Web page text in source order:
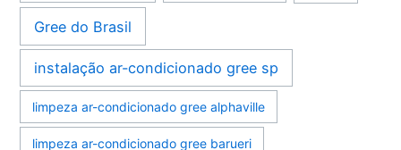
Gree do Brasil
instalação ar-condicionado gree sp
limpeza ar-condicionado gree alphaville
limpeza ar-condicionado gree barueri